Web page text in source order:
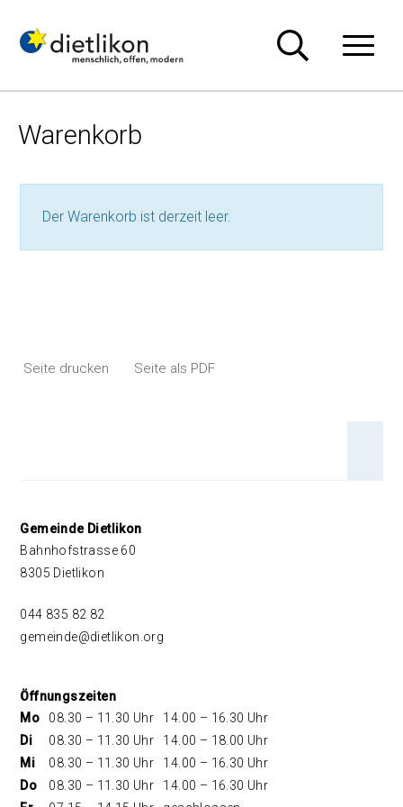
Warenkorb
Der Warenkorb ist derzeit leer.
Seite drucken Seite als PDF
Footer
Gemeinde Dietlikon
Bahnhofstrasse 60
8305 Dietlikon
044 835 82 82
gemeinde@dietlikon.org
Öffnungszeiten
Mo
08.30 – 11.30 Uhr
14.00 – 16.30 Uhr
Di
08.30 – 11.30 Uhr
14.00 – 18.00 Uhr
Mi
08.30 – 11.30 Uhr
14.00 – 16.30 Uhr
Do
08.30 – 11.30 Uhr
14.00 – 16.30 Uhr